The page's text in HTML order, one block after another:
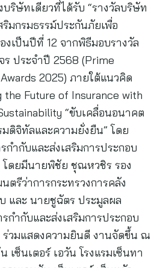
ริษัทเดียวที่ได้รับ “รางวัลบริษัท
มกรมธรรม์ประกันภัยเพื่อ
งเป็นปีที่ 12 จากพิธีมอบรางวัล
ประจำปี 2568 (Prime
2025) ภายใต้แนวคิด
the Future of Insurance with
“ขับเคลื่อนอนาคต
ดิจิทัลและความยั่งยืน” โดย
ำกับและส่งเสริมการประกอบ
โดยมีนายพิชัย ชุณหวชิร รอง
ตรีว่าการกระทรวงการคลัง
และ นายชูฉัตร ประมูลผล
กำกับและส่งเสริมการประกอบ
ร่วมแสดงความยินดี งานจัดขึ้น ณ
เซ็นเตอร์ เอวัน โรงแรมเซ็นทา